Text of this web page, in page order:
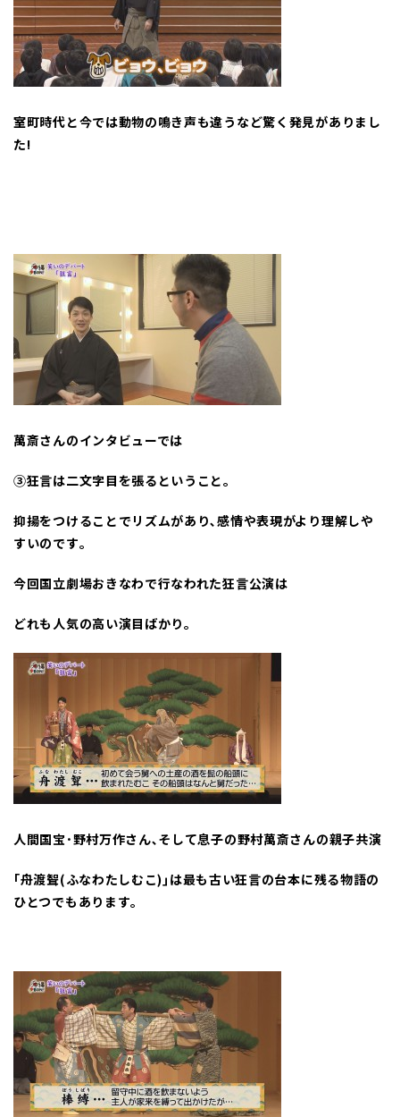
室町時代と今では動物の鳴き声も違うなど驚く発見がありまし
た!
萬斎さんのインタビューでは
③狂言は二文字目を張るということ｡
抑揚をつけることでリズムがあり､感情や表現がより理解しや
すいのです｡
今回国立劇場おきなわで行なわれた狂言公演は
どれも人気の高い演目ばかり｡
人間国宝･野村万作さん､そして息子の野村萬斎さんの親子共演
｢舟渡聟(ふなわたしむこ) ｣は最も古い狂言の台本に残る物語の
ひとつでもあります｡